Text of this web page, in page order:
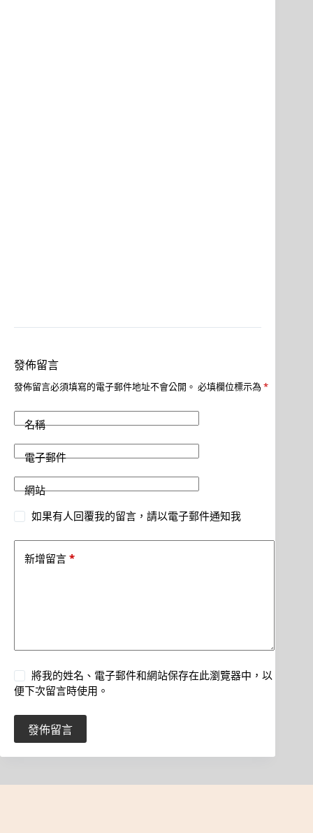
發佈留言
發佈留言必須填寫的電子郵件地址不會公開。 必填欄位標示為 *
名稱
電子郵件
網站
如果有人回覆我的留言，請以電子郵件通知我
新增留言 *
將我的姓名、電子郵件和網站保存在此瀏覽器中，以
便下次留言時使用。
發佈留言